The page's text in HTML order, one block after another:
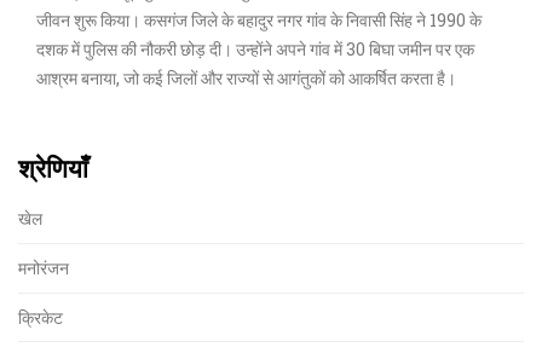
जीवन शुरू किया। कसगंज जिले के बहादुर नगर गांव के निवासी सिंह ने 1990 के
दशक में पुलिस की नौकरी छोड़ दी। उन्होंने अपने गांव में 30 बिघा जमीन पर एक
आश्रम बनाया, जो कई जिलों और राज्यों से आगंतुकों को आकर्षित करता है।
श्रेणियाँ
खेल
मनोरंजन
क्रिकेट